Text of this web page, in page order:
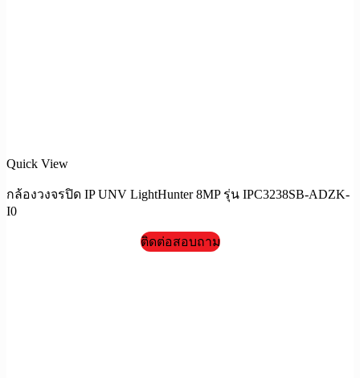
Quick View
กล้องวงจรปิด IP UNV LightHunter 8MP รุ่น IPC3238SB-ADZK-
I0
ติดต่อสอบถาม